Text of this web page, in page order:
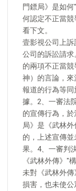
門鏢局》是如
何認定不正當競
看下文。
壹影視公司上
公司的訴訟請
的兩項不正當
神）的言論，
報道的行為等
據。2、一審法
的宣傳行為，
局》是《武林
的，上述宣傳
果。4、一審判
《武林外傳》"
未對《武林外
損害，也未使